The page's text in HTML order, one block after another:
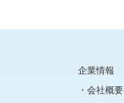
企業情報
会社概要